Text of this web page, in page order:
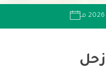
زحل